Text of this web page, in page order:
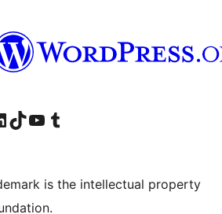
de Facebook
cuenta de Instagram
nuestra cuenta de LinkedIn
Visita nuestra cuenta de TikTok
Visita nuestro canal de YouTube
Visita nuestra cuenta de Tumblr
is the intellectual property